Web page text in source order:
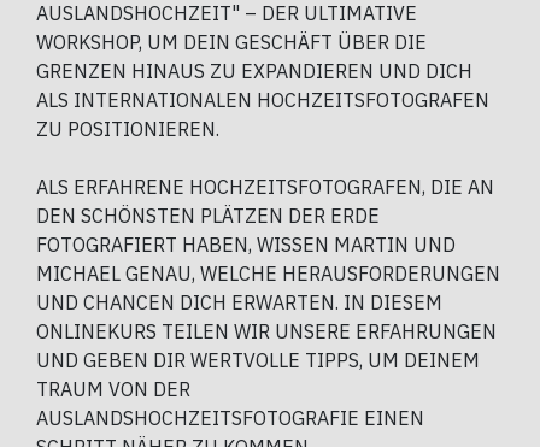
AUSLANDSHOCHZEIT" – DER ULTIMATIVE
WORKSHOP, UM DEIN GESCHÄFT ÜBER DIE
GRENZEN HINAUS ZU EXPANDIEREN UND DICH
ALS INTERNATIONALEN HOCHZEITSFOTOGRAFEN
ZU POSITIONIEREN.
ALS ERFAHRENE HOCHZEITSFOTOGRAFEN, DIE AN
DEN SCHÖNSTEN PLÄTZEN DER ERDE
FOTOGRAFIERT HABEN, WISSEN MARTIN UND
MICHAEL GENAU, WELCHE HERAUSFORDERUNGEN
UND CHANCEN DICH ERWARTEN. IN DIESEM
ONLINEKURS TEILEN WIR UNSERE ERFAHRUNGEN
UND GEBEN DIR WERTVOLLE TIPPS, UM DEINEM
TRAUM VON DER
AUSLANDSHOCHZEITSFOTOGRAFIE EINEN